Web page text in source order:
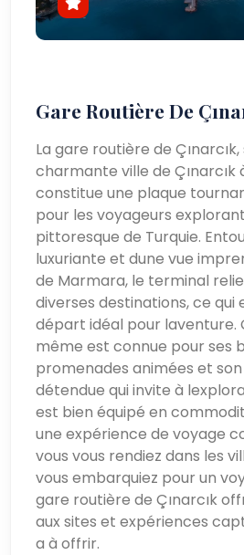
Gare Routière De
La gare routière de
charmante ville de Çınarcık
constitue une plaque
pour les voyageurs
pittoresque de Turquie.
luxuriante et dune vue
de Marmara, le terminal
diverses destinations, ce qui
départ idéal pour laventure.
même est connue pour ses
promenades animées et
détendue qui invite à
est bien équipé en
une expérience de voyage
vous vous rendiez dans les
vous embarquiez pour un
gare routière de Çınarcık
aux sites et expériences
a à offrir.